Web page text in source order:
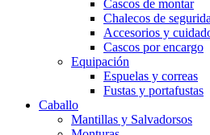
Cascos de montar
Chalecos de
Accesorios y
Cascos por encargo
Equipación
Espuelas y correas
Fustas y portafustas
Caballo
Mantillas y Salvadorsos